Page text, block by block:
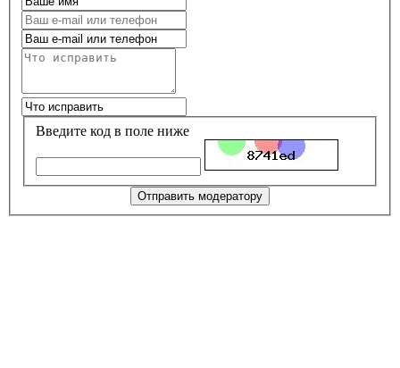
Введите код в поле ниже
Отправить модератору